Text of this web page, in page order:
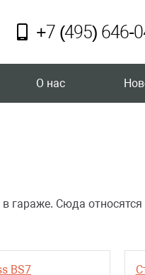
+7 (495) 646-
О нас
Сюда
BS7